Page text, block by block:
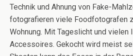
Technik und Ahnung von Fake-
fotografieren viele Foodfotografen
Wohnung. Mit Tageslicht und vielen
Accessoires. Gekocht wird meist